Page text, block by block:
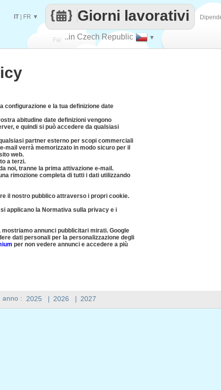
Fai ..in Czech Republic ▼
Giorni lavorativi
IT| FR ▼
anno : 2025 | 2026 | 2027
configurazione e la tua definizione date
abitudine date definizioni vengono
e quindi si può accedere da qualsiasi
partner esterno per scopi commerciali
mail verrà memorizzato in modo sicuro per il
web.
a terzi.
noi, tranne la prima attivazione e-mail.
rimozione completa di tutti i dati utilizzando
il nostro pubblico attraverso i propri cookie.
applicano la Normativa sulla privacy e i
annunci pubblicitari mirati. Google
dati personali per la personalizzazione degli
per non vedere annunci e accedere a più